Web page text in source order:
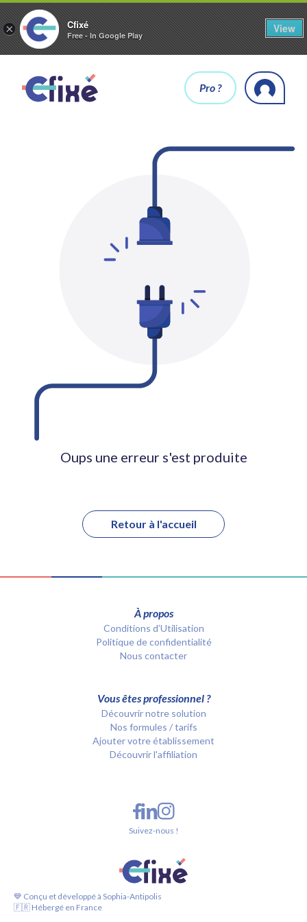
× Cfixé
Free - In Google Play
View
Pro ?
Oups une erreur s'est produite
Retour à l'accueil
À propos
Conditions d’Utilisation
Politique de confidentialité
Nous contacter
Vous êtes professionnel ?
Découvrir notre solution
Nos formules / tarifs
Ajouter votre établissement
Découvrir l'affiliation
💙 Conçu et développé à Sophia-Antipolis
🇫🇷 Hébergé en France
Suivez-nous !